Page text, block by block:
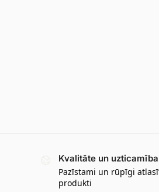
Kvalitāte un uzticamība
Pazīstami un rūpīgi
produkti